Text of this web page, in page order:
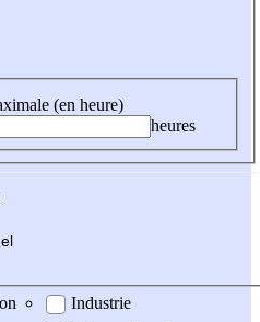
(en heure)
heures
Industrie